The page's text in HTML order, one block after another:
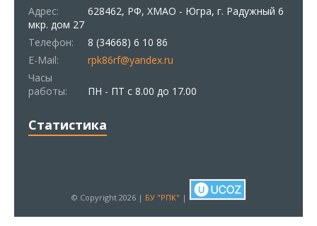
Адрес:
628462, РФ, ХМАО - Югра, г. Радужный 6
мкр. дом 27
Телефон:
8 (34668) 6 10 86
E-Mail:
rpk86rf@yandex.ru
Часы
работы:
ПН - ПТ с 8.00 до 17.00
Статистика
© Copyright 2026 | БУ "РПК" |